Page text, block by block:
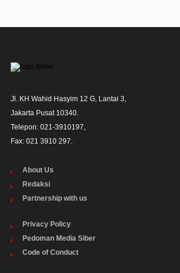
Jl. KH Wahid Hasyim 12 G, Lantai 3,
Jakarta Pusat 10340.
Telepon: 021-3910197,
Fax: 021 3910 297.
About Us
Redaksi
Partnership with us
Privacy Policy
Pedoman Media Siber
Code of Conduct